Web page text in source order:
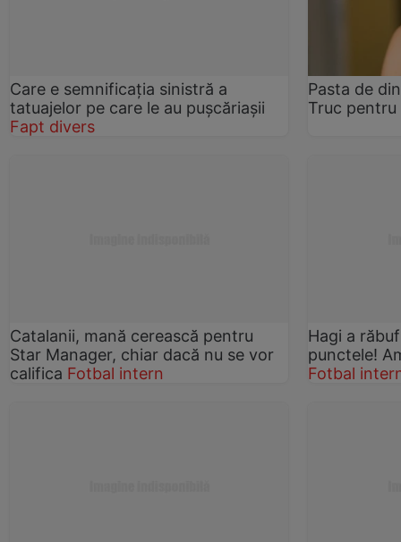
Care e semnificația sinistră a
tatuajelor pe care le au pușcăriașii
Fapt divers
Pasta de
Truc
Catalanii, mană cerească pentru
Star Manager, chiar dacă nu se vor
califica Fotbal intern
Hagi a
punctele!
Fotbal